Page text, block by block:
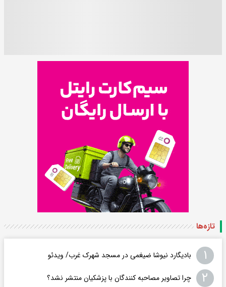
تازه‌ها
۱ بادیگارد نیوشا ضیغمی در مسجد شهرک غرب/ ویدئو
۲ چرا تصاویر مصاحبه کنندگان با پزشکیان منتشر نشد؟